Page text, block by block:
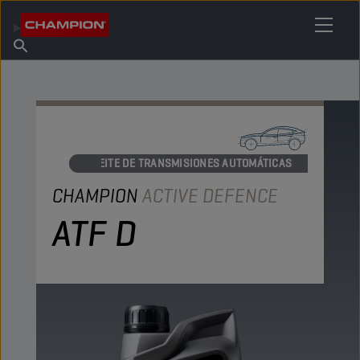
Acerca de champion
Encuentra un punto de venta
ACEITE DE TRANSMISIONES AUTOMÁTICAS
CHAMPIONACTIVE DEFENCE
ATF D